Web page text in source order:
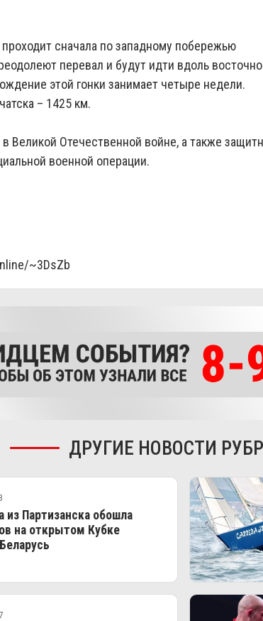
сначала по западному побережью
перевал и будут идти вдоль
этой гонки занимает четыре недели.
– 1425 км.
Великой Отечественной войне, а также
военной операции.
~3DsZb
ДРУГИЕ НОВОСТИ
из Партизанска обошла
на открытом Кубке